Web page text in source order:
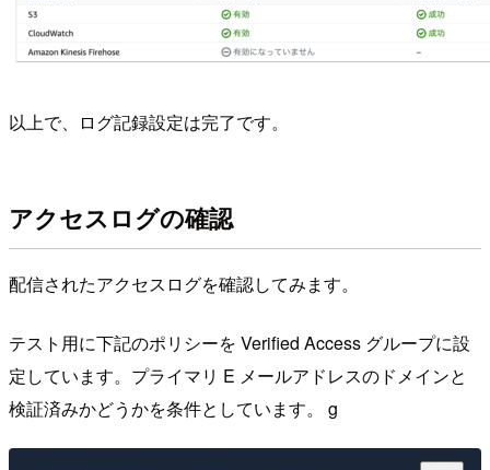
以上で、ログ記録設定は完了です。
アクセスログの確認
配信されたアクセスログを確認してみます。
テスト用に下記のポリシーを Verified Access グループに設
定しています。プライマリ E メールアドレスのドメインと
検証済みかどうかを条件としています。 g